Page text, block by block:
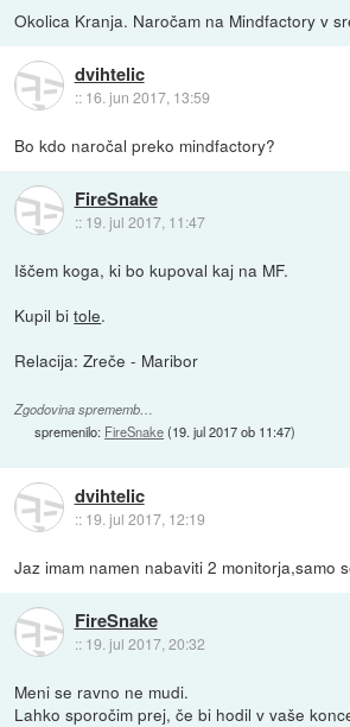
Okolica Kranja. Naročam na Mindfactory v
dvihtelic
:: 16. jun 2017, 13:59
Bo kdo naročal preko mindfactory?
FireSnake
:: 19. jul 2017, 11:47
Iščem koga, ki bo kupoval kaj na MF.
Kupil bitole.
Relacija: Zreče - Maribor
Zgodovina sprememb…
spremenilo: FireSnake(19. jul 2017 ob 11:47)
dvihtelic
:: 19. jul 2017, 12:19
Jaz imam namen nabaviti 2 monitorja,samo
FireSnake
:: 19. jul 2017, 20:32
Meni se ravno ne mudi.
Lahko sporočim prej, če bi hodil v vaše